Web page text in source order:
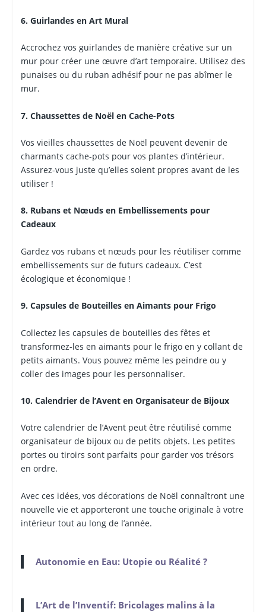
6. Guirlandes en Art Mural
Accrochez vos guirlandes de manière créative sur un
mur pour créer une œuvre d’art temporaire. Utilisez des
punaises ou du ruban adhésif pour ne pas abîmer le
mur.
7. Chaussettes de Noël en Cache-Pots
Vos vieilles chaussettes de Noël peuvent devenir de
charmants cache-pots pour vos plantes d’intérieur.
Assurez-vous juste qu’elles soient propres avant de les
utiliser !
8. Rubans et Nœuds en Embellissements pour
Cadeaux
Gardez vos rubans et nœuds pour les réutiliser comme
embellissements sur de futurs cadeaux. C’est
écologique et économique !
9. Capsules de Bouteilles en Aimants pour Frigo
Collectez les capsules de bouteilles des fêtes et
transformez-les en aimants pour le frigo en y collant de
petits aimants. Vous pouvez même les peindre ou y
coller des images pour les personnaliser.
10. Calendrier de l’Avent en Organisateur de Bijoux
Votre calendrier de l’Avent peut être réutilisé comme
organisateur de bijoux ou de petits objets. Les petites
portes ou tiroirs sont parfaits pour garder vos trésors
en ordre.
Avec ces idées, vos décorations de Noël connaîtront une
nouvelle vie et apporteront une touche originale à votre
intérieur tout au long de l’année.
Autonomie en Eau: Utopie ou Réalité ?
L’Art de l’Inventif: Bricolages malins à la